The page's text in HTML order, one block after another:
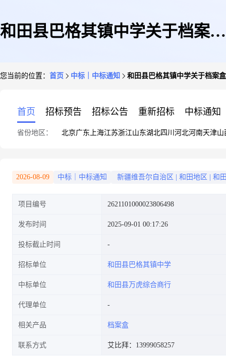
和田县巴格其镇中学关于档案盒
您当前的位置： 首页 中标｜中标通知 和田县巴格其镇中学关于档案
首页 招标预告 招标公告 重新招标 中标通知
省份地区： 北京广东 上海江苏浙江山东湖北四川 河北河南天津山
2026-08-09 中标｜中标通知 新疆维吾尔自治区 和田地区 和
项目编号 2621101000023806498
发布时间 2025-09-01 00:17:26
投标截止时间
招标单位 和田县巴格其镇中学
中标单位 和田县万虎综合商行
代理单位
相关产品 档案盒
联系方式 艾比拜：13999058257